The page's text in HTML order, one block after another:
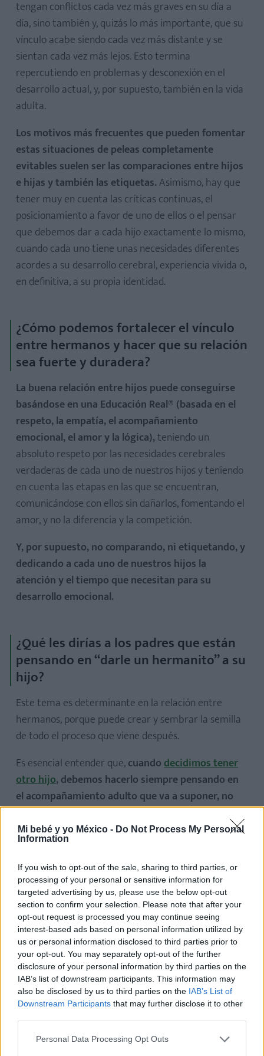
Mi bebé y yo México - Do Not Process My Personal
Information
If you wish to opt-out of the sale, sharing to third parties, or
processing of your personal or sensitive information for
targeted advertising by us, please use the below opt-out
section to confirm your selection. Please note that after your
opt-out request is processed you may continue seeing
interest-based ads based on personal information utilized by
us or personal information disclosed to third parties prior to
your opt-out. You may separately opt-out of the further
disclosure of your personal information by third parties on the
IAB’s list of downstream participants. This information may
also be disclosed by us to third parties on the IAB’s List of
Downstream Participants that may further disclose it to other
Personal Data Processing Opt Outs
tengan conflictos cada vez más graves en su día a
día, sino también y, quizás lo más importante, que su
vínculo acabe siendo cada vez más distante y se
sientan cada vez más lejos. Esto termina
repercutiendo en problemas y desconexión en el
desarrollo actual, y, por supuesto, también en la vida
adulta.
Los motivos más frecuentes que pueden fomentar
estas situaciones de peleas completamente
evitables suelen ser las comparaciones entre hijos
e hijas y también las etiquetas.Asimismo, hay que
tener muy en cuenta las críticas continuas, el
posicionamiento a favor de uno de ellos o el pensar
que debemos dar a cada hijo exactamente lo mismo,
cuando cada uno tiene unas necesidades diferentes
acordes a su desarrollo cerebral, experiencia vivida o,
en definitiva, a su propia identidad.
¿Cómo podemos fortalecer el vínculo
entre hermanos y hacer que su relación
sea fuerte y duradera?
La buena relación entre hijos puede conseguirse
basándose en una Educación Real® (basada en el
respeto, la empatía, el acompañamiento
emocional, el amor y la lógica),teniendo un
absoluto respeto por las necesidades cerebrales
verdaderas de cada uno de nuestros hijos y teniendo
en cuenta las etapas en las que se encuentran,
comunicándose con ellos sin dañarlos, fomentando el
amor, y no la diferencia y la competición.
Y, por supuesto, no comparando, ni etiquetando, y
dedicando a cada uno de nuestros hijos la
atención y el tiempo que necesitan para su
desarrollo emocional.
¿Qué les dirías a los padres que están
pensando en “darle un hermanito” a su
hijo?
Este tema es determinante en la relación entre
hermanos, porque puede crear y sembrar la semilla
de todo el proceso que viene después.
Es esencial entender que,cuandodecidimos tener
otro hijo, debemos hacerlo siempre pensando en
el acompañamiento adulto que va a suponer, no
pensando en darle un hermano a nuestro hijo o en
que no se quede solo.
tenerlos por una motivación intrínseca, y no por
pretender cubrir unas necesidades de los primeros
hijos. En realidad, ellos no saben lo que es tener una
hermana o un hermano y, por tanto, esta necesidad
no existe; es un patrón adulto adquirido, bien porque
el progenitor ha tenido muchos hermanos y quiere lo
mismo para su hijo, o bien porque no ha tenido
ninguno y tampoco quiere eso para su hijo.
Es importante reflexionar sobre ello y tener más
hijos porque realmente así lo deseemos,
sabiendo
que tenerlos va a suponer un acompañamiento